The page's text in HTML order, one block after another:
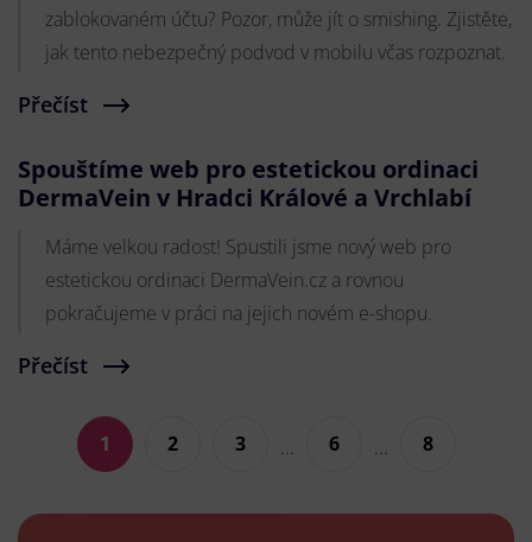
zablokovaném účtu? Pozor, může jít o smishing. Zjistěte,
jak tento nebezpečný podvod v mobilu včas rozpoznat.
Přečíst
Spouštíme web pro estetickou ordinaci
DermaVein v Hradci Králové a Vrchlabí
Máme velkou radost! Spustili jsme nový web pro
estetickou ordinaci DermaVein.cz a rovnou
pokračujeme v práci na jejich novém e-shopu.
Přečíst
1 2 3 ... 6 ... 8